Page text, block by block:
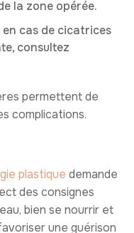
la zone opérée.
en cas de cicatrices
consultez
permettent de
complications.
plastique demande
des consignes
bien se nourrir et
une guérison